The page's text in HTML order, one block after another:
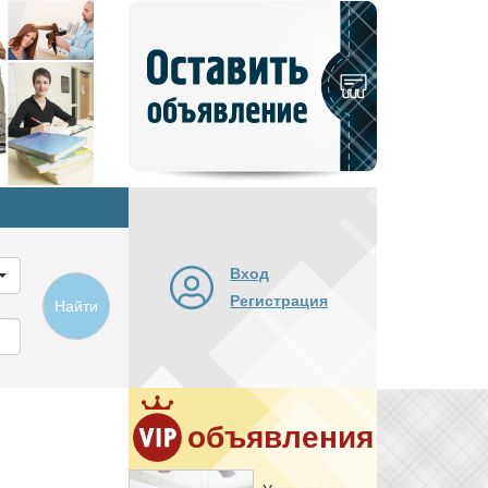
объявление
Найти
Вход
Регистрация
объявления